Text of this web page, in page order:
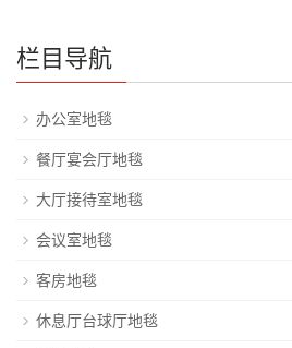
栏目导航
办公室地毯
餐厅宴会厅地毯
大厅接待室地毯
会议室地毯
客房地毯
休息厅台球厅地毯